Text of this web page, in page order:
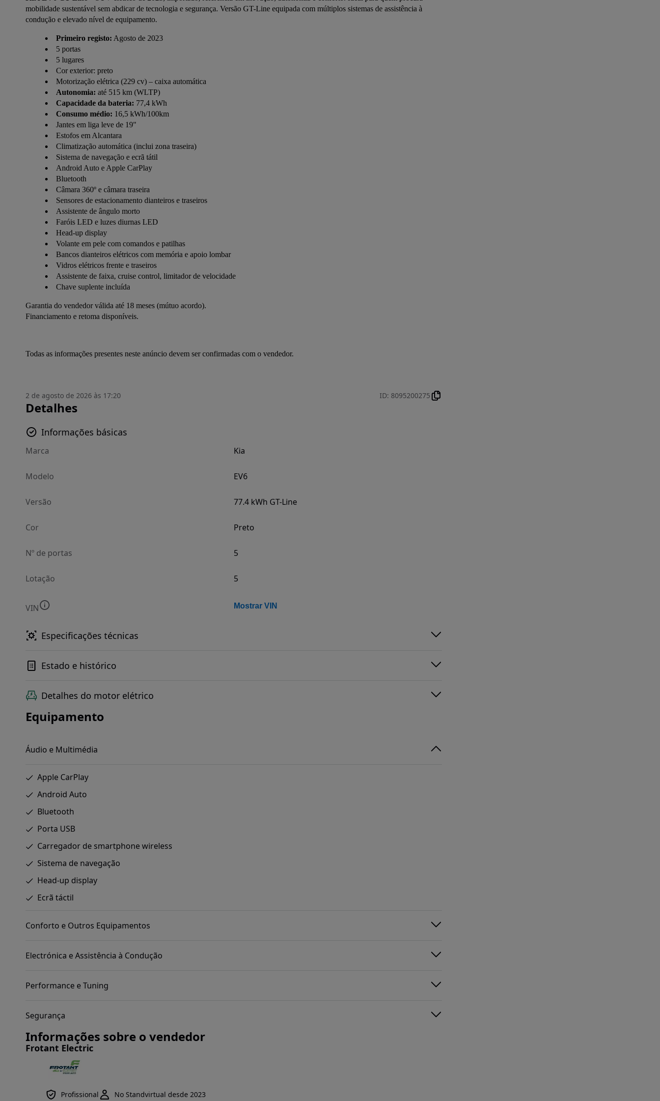
mobilidade sustentável sem abdicar de tecnologia e segurança. Versão GT-Line equipada com múltiplos sistemas de assistência à
condução e elevado nível de equipamento.
Primeiro registo: Agosto de 2023
5 portas
5 lugares
Cor exterior: preto
Motorização elétrica (229 cv) – caixa automática
Autonomia: até 515 km (WLTP)
Capacidade da bateria: 77,4 kWh
Consumo médio: 16,5 kWh/100km
Jantes em liga leve de 19"
Estofos em Alcantara
Climatização automática (inclui zona traseira)
Sistema de navegação e ecrã tátil
Android Auto e Apple CarPlay
Bluetooth
Câmara 360º e câmara traseira
Sensores de estacionamento dianteiros e traseiros
Assistente de ângulo morto
Faróis LED e luzes diurnas LED
Head-up display
Volante em pele com comandos e patilhas
Bancos dianteiros elétricos com memória e apoio lombar
Vidros elétricos frente e traseiros
Assistente de faixa, cruise control, limitador de velocidade
Chave suplente incluída
Garantia do vendedor válida até 18 meses (mútuo acordo).
Financiamento e retoma disponíveis.
Todas as informações presentes neste anúncio devem ser confirmadas com o vendedor.
2 de agosto de 2026 às 17:20 ID: 8095200275
Detalhes
Informações básicas
Marca Kia
Modelo EV6
Versão 77.4 kWh GT-Line
Cor Preto
Nº de portas 5
Lotação 5
VIN Mostrar VIN
Especificações técnicas
Estado e histórico
Detalhes do motor elétrico
Equipamento
Áudio e Multimédia
Apple CarPlay
Android Auto
Bluetooth
Porta USB
Carregador de smartphone wireless
Sistema de navegação
Head-up display
Ecrã táctil
Conforto e Outros Equipamentos
Electrónica e Assistência à Condução
Performance e Tuning
Segurança
Informações sobre o vendedor
Frotant Electric
Profissional No Standvirtual desde 2023